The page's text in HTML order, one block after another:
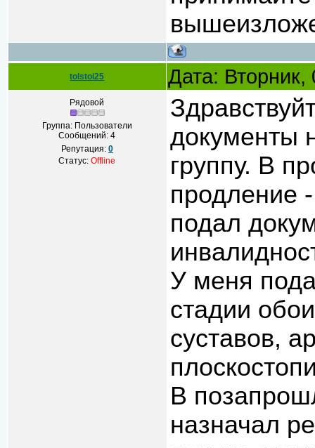
tolstoi25 Дата:
Рядовой
Группа: Пользователи
Сообщений:4
Репутация: 0
Статус:Offline
документы
группу. В
продление
подал
У меня
стадии
суставов,
В
назначал